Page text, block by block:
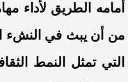
أمامه الطريق لأداء
من أن يبث في النشء
التي تمثل النمط